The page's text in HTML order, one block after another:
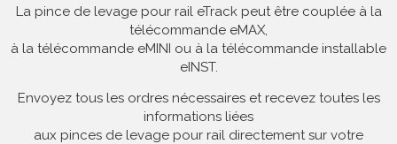
La pince de levage pour rail eTrack peut être couplée à la
télécommande eMAX,
à la télécommande eMINI ou à la télécommande installable
eINST.
Envoyez tous les ordres nécessaires et recevez toutes les
informations liées
aux pinces de levage pour rail directement sur votre